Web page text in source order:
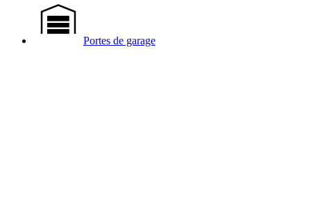
Portes de garage